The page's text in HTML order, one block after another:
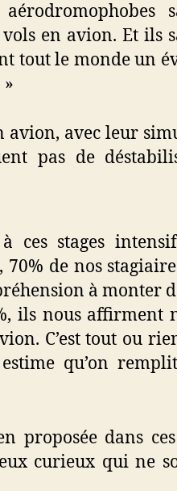
en avion. Et ils
tout le monde un
avion, avec leur
pas de
ces stages
de nos
à monter
ils nous affirment
C’est tout ou
qu’on
proposée dans ces
curieux qui ne